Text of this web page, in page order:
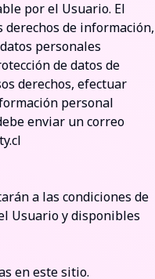
por el Usuario. El
de información,
personales
de datos de
derechos, efectuar
personal
enviar un correo
a las condiciones de
Usuario y disponibles
en este sitio.